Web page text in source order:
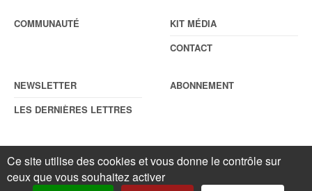
COMMUNAUTÉ
KIT MÉDIA
CONTACT
NEWSLETTER
LES DERNIÈRES LETTRES
ABONNEMENT
© ForestopicMentions légales. Reproduction interdite sans autorisation
écrite préalable.Gestionnaire de cookies
Ce site utilise des cookies et vous donne le contrôle sur
ceux que vous souhaitez activer